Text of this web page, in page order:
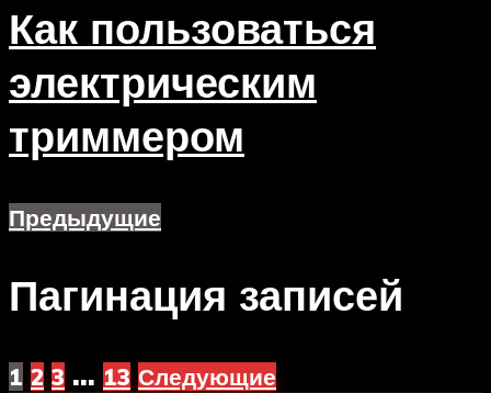
Как пользоваться
электрическим
триммером
Предыдущие
Пагинация записей
1 2 3 … 13 Следующие